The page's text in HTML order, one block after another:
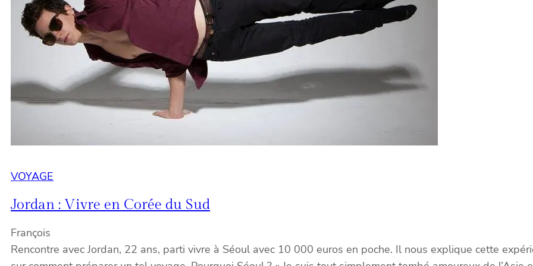
VOYAGE
Jordan : Vivre en Corée du Sud
François
Rencontre avec Jordan, 22 ans, parti vivre à Séoul avec 10 000 euros en poche. Il nous explique cette